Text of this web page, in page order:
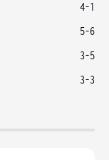
4-1
5-6
3-5
3-3